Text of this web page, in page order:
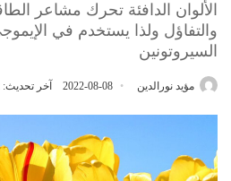
الألوان الدافئة تحرك مشاعر
والتفاؤل ولذا يستخدم في
السيروتونين
مؤيد نورالدين 2022-08-08 آخر تحديث: 2022-08-08